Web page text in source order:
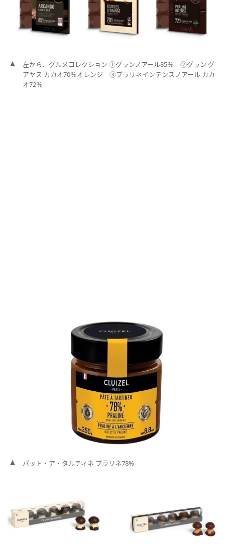
左から、グルメコレクション ①グランノアール85％ ②グラン グ
アヤス カカオ70％オレンジ ③プラリネインテンスノアール カカ
オ72％
パット・ア・タルティネ プラリネ78%